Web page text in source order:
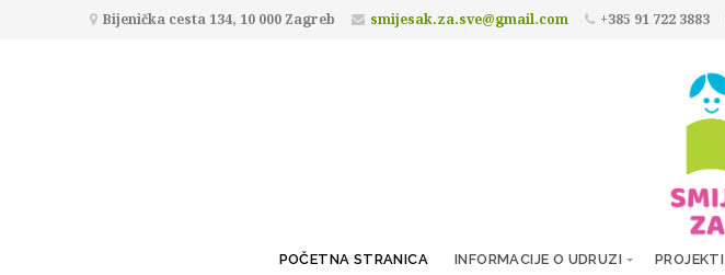
Bijenička cesta 134, 10 000 Zagreb smijesak.za.sve@gmail.com +385 91 722 3883
POČETNA STRANICA INFORMACIJE O UDRUZI PROJEKTI